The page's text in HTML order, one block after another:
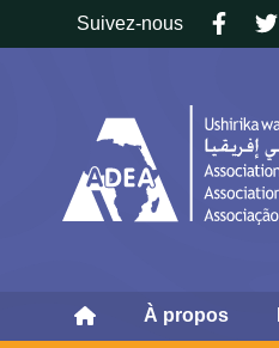
Follow
Suivez-nous
À propos